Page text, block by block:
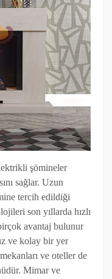
şömineler
sağlar. Uzun
tercih edildiği
son yıllarda hızlı
avantaj bulunur
ve kolay bir yer
ve oteller de
Mimar ve